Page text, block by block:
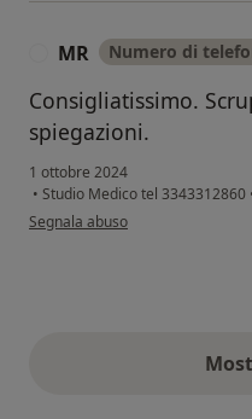
MR Numero di
Consigliatissimo.
spiegazioni.
1 ottobre 2024
• Studio Medico tel 3343312860
secondo l'opinione dell'utente MR
Segnala abuso